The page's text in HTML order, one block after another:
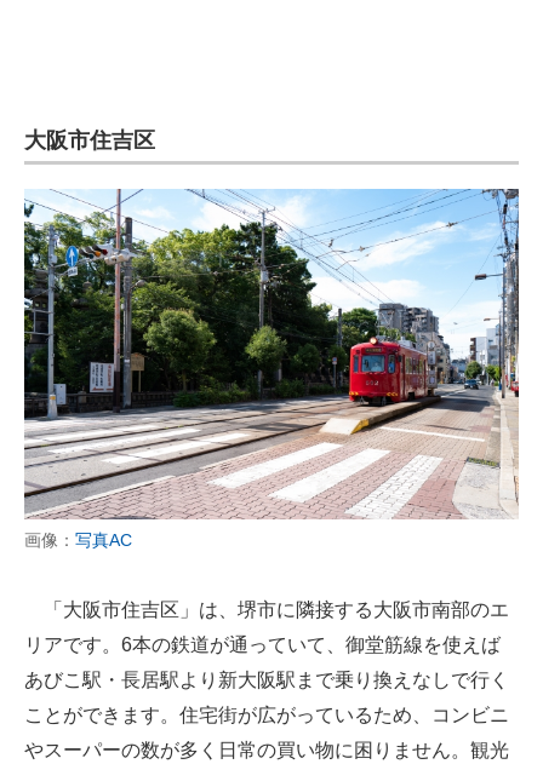
大阪市住吉区
画像： 写真AC
「大阪市住吉区」は、堺市に隣接する大阪市南部のエ
リアです。6本の鉄道が通っていて、御堂筋線を使えば
あびこ駅・長居駅より新大阪駅まで乗り換えなしで行く
ことができます。住宅街が広がっているため、コンビニ
やスーパーの数が多く日常の買い物に困りません。観光